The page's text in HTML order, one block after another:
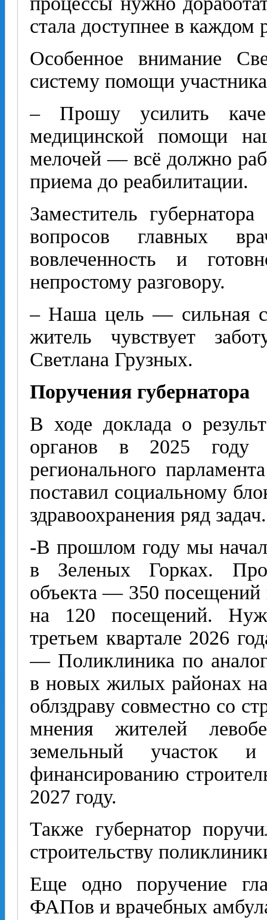
стала доступнее в каждом
Особенное внимание
систему помощи
– Прошу усилить
медицинской помощи
мелочей — всё должно
приема до реабилитации.
Заместитель
вопросов главных
вовлеченность и
непростому разговору.
– Наша цель — сильная
житель чувствует
Светлана Грузных.
Поручения губернатора
В ходе доклада о
органов в 2025 году
регионального
поставил социальному
здравоохранения ряд задач.
-В прошлом году мы
в Зеленых Горках.
объекта — 350 посещений
на 120 посещений.
третьем квартале 2026
— Поликлиника по
в новых жилых районах
облздраву совместно со
мнения жителей
земельный участок
финансированию
2027 году.
Также губернатор
строительству
Еще одно поручение
ФАПов и врачебных